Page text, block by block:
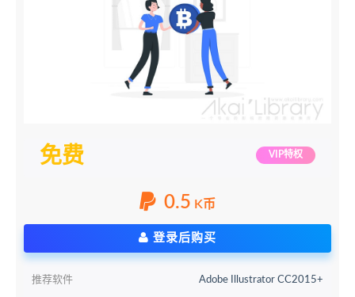
免费 VIP特权
0.5 K币
登录后购买
推荐软件 Adobe Illustrator CC2015+